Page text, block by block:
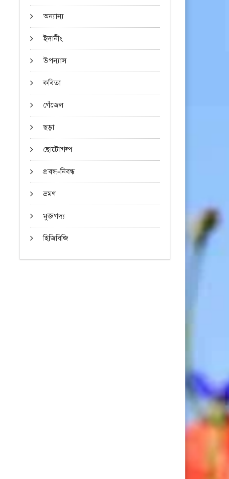
অন্যান্য
ইদানীং
উপন্যাস
কবিতা
গেঁজেল
ছড়া
ছোটোগল্প
প্রবন্ধ-নিবন্ধ
ভ্রমণ
মুক্তগদ্য
হিজিবিজি